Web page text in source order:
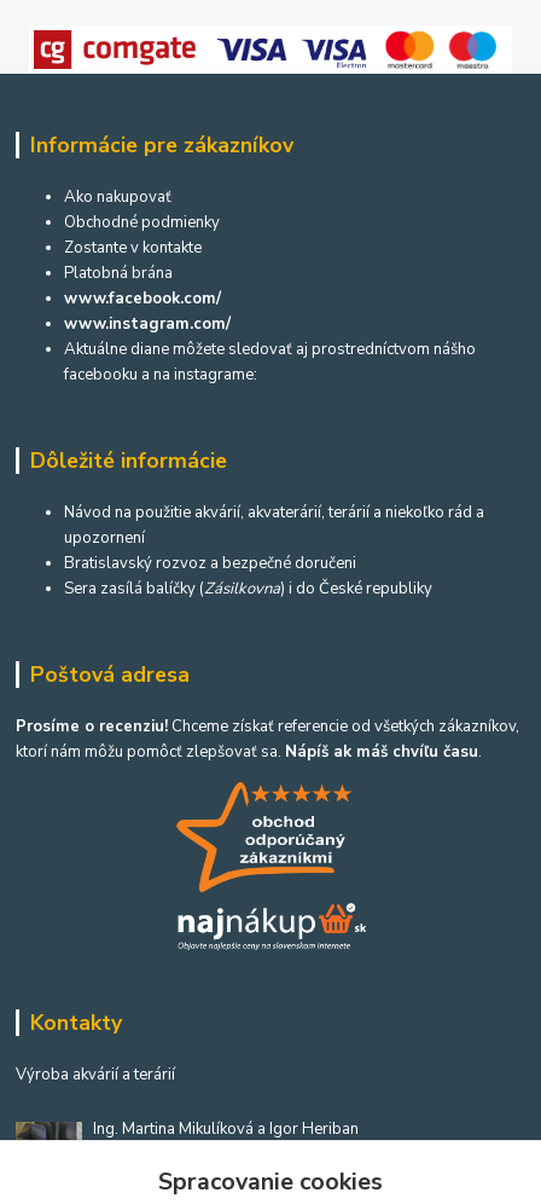
Informácie pre zákazníkov
Ako nakupovať
Obchodné podmienky
Zostante v kontakte
Platobná brána
www.facebook.com/
www.instagram.com/
Aktuálne diane môžete sledovať aj prostredníctvom nášho
facebooku a na instagrame:
Dôležité informácie
Návod na použitie akvárií, akvaterárií, terárií a niekoľko rád a
upozornení
Bratislavský rozvoz a bezpečné doručeni
Sera zasílá balíčky (Zásilkovna) i do České republiky
Poštová adresa
Prosíme o recenziu! Chceme získať referencie od všetkých zákazníkov,
ktorí nám môžu pomôcť zlepšovať sa. Nápíš ak máš chvíľu času.
Kontakty
Výroba akvárií a terárií
Ing. Martina Mikulíková a Igor Heriban
(Po-Pia, 8-16 hod.)
Spracovanie cookies